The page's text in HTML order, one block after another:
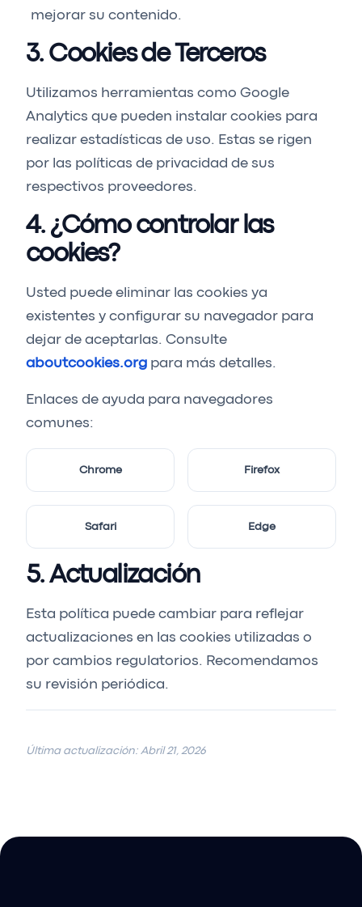
mejorar su contenido.
3. Cookies de Terceros
Utilizamos herramientas como Google
Analytics que pueden instalar cookies para
realizar estadísticas de uso. Estas se rigen
por las políticas de privacidad de sus
respectivos proveedores.
4. ¿Cómo controlar las
cookies?
Usted puede eliminar las cookies ya
existentes y configurar su navegador para
dejar de aceptarlas. Consulte
aboutcookies.org para más detalles.
Enlaces de ayuda para navegadores
comunes:
Chrome Firefox
Safari Edge
5. Actualización
Esta política puede cambiar para reflejar
actualizaciones en las cookies utilizadas o
por cambios regulatorios. Recomendamos
su revisión periódica.
Última actualización: Abril 21, 2026